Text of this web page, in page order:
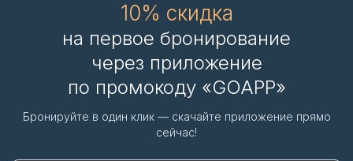
10% скидка
на первое бронирование
через приложение
по промокоду «GOAPP»
Бронируйте в один клик — скачайте приложение прямо
сейчас!